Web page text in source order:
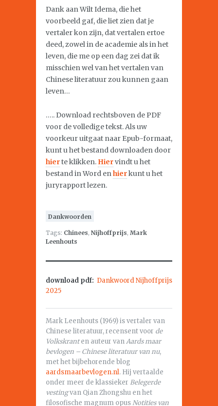
Dank aan Wilt Idema, die het
voorbeeld gaf, die liet zien dat je
vertaler kon zijn, dat vertalen ertoe
deed, zowel in de academie als in het
leven, die me op een dag zei dat ik
misschien wel van het vertalen van
Chinese literatuur zou kunnen gaan
leven…
….. Download rechtsboven de PDF
voor de volledige tekst. Als uw
voorkeur uitgaat naar Epub-formaat,
kunt u het bestand downloaden door
hierte klikken. Hiervindt u het
bestand in Word enhierkunt u het
juryrapport lezen.
Dankwoorden
Tags: Chinees, Nijhoffprijs, Mark
Leenhouts
download pdf: Dankwoord Nijhoffprijs
2025
Mark Leenhouts (1969) is vertaler van
Chinese literatuur, recensent voor de
Volkskranten auteur vanAards maar
bevlogen – Chinese literatuur van nu,
met het bijbehorende blog
aardsmaarbevlogen.nl. Hij vertaalde
onder meer de klassieker Belegerde
vestingvan Qian Zhongshu en het
filosofische magnum opusNotities van